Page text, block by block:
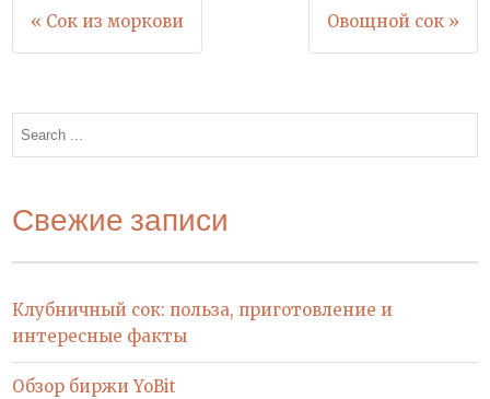
Навигация
по
записям
« Сок из моркови Овощной сок »
Search
Свежие записи
Клубничный сок: польза, приготовление и
интересные факты
Обзор биржи YoBit